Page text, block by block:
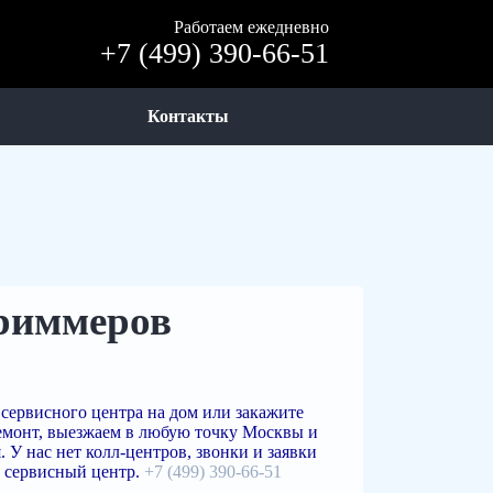
Работаем ежедневно
+7 (499) 390-66-51
Контакты
центра на дом или закажите
выезжаем в любую точку Москвы и
нас нет колл-центров, звонки и заявки
центр. +7 (499) 390-66-51